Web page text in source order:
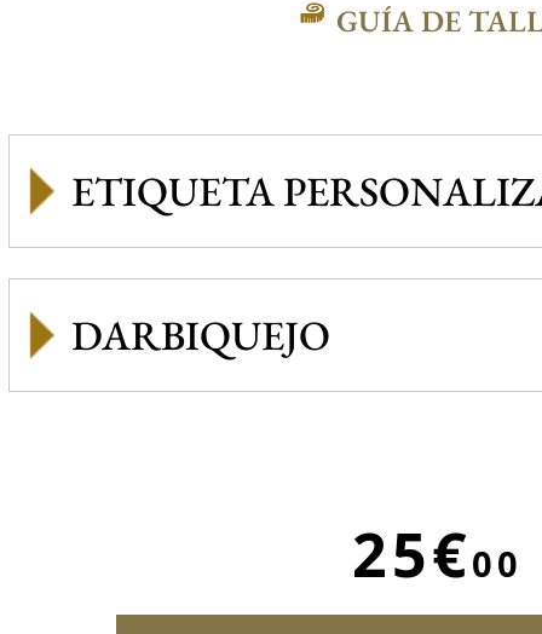
GUÍA DE
ETIQUETA
DARBIQUEJO
25€00